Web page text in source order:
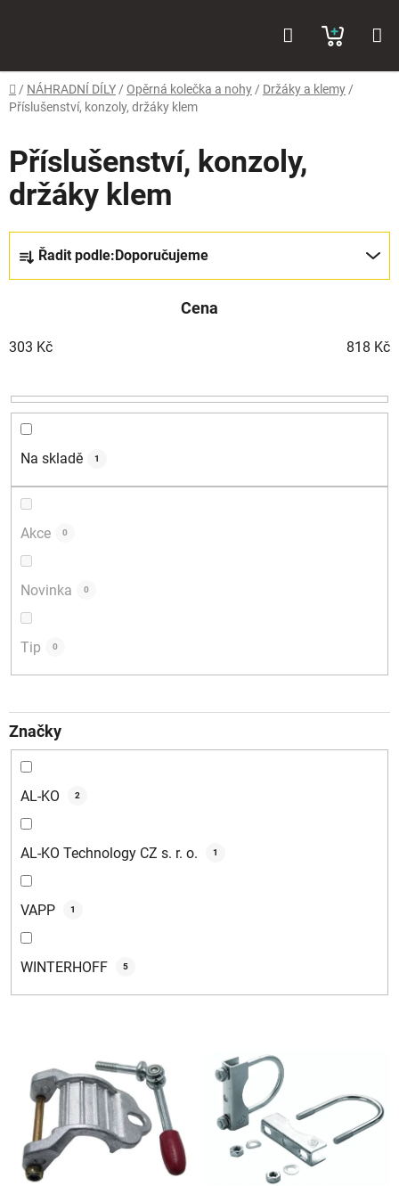
KOŠÍK
Domů
/ NÁHRADNÍ DÍLY / Opěrná kolečka a nohy / Držáky a klemy /
Příslušenství, konzoly, držáky klem
Příslušenství, konzoly,
držáky klem
n
í
r
Řadit podle:Doporučujeme
Cena
303 Kč 818 Kč
Na skladě 1
Akce 0
Novinka 0
Tip 0
Značky
AL-KO 2
AL-KO Technology CZ s. r. o. 1
VAPP 1
WINTERHOFF 5